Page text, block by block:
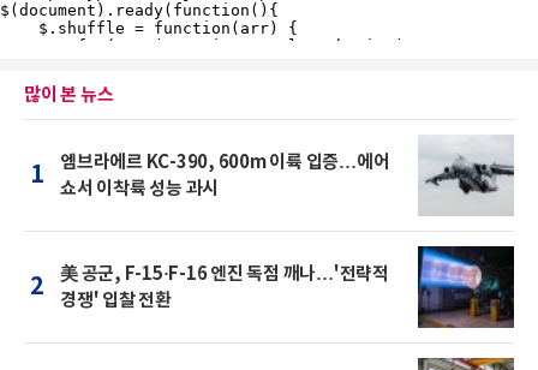
많이 본 뉴스
1
엠브라에르 KC-390, 600m 이륙 입증…에어
쇼서 이착륙 성능 과시
2
美 공군, F-15·F-16 엔진 독점 깨나…'전략적
경쟁' 입찰 전환